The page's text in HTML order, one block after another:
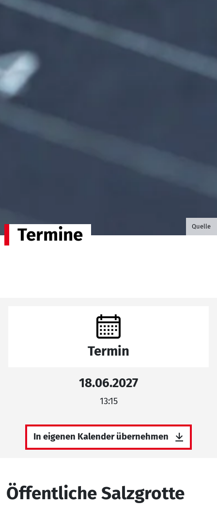
©B.G.
Quelle
Termine
Öffentliche Salzgrotte
Termin
18.06.2027
13:15
In eigenen Kalender übernehmen